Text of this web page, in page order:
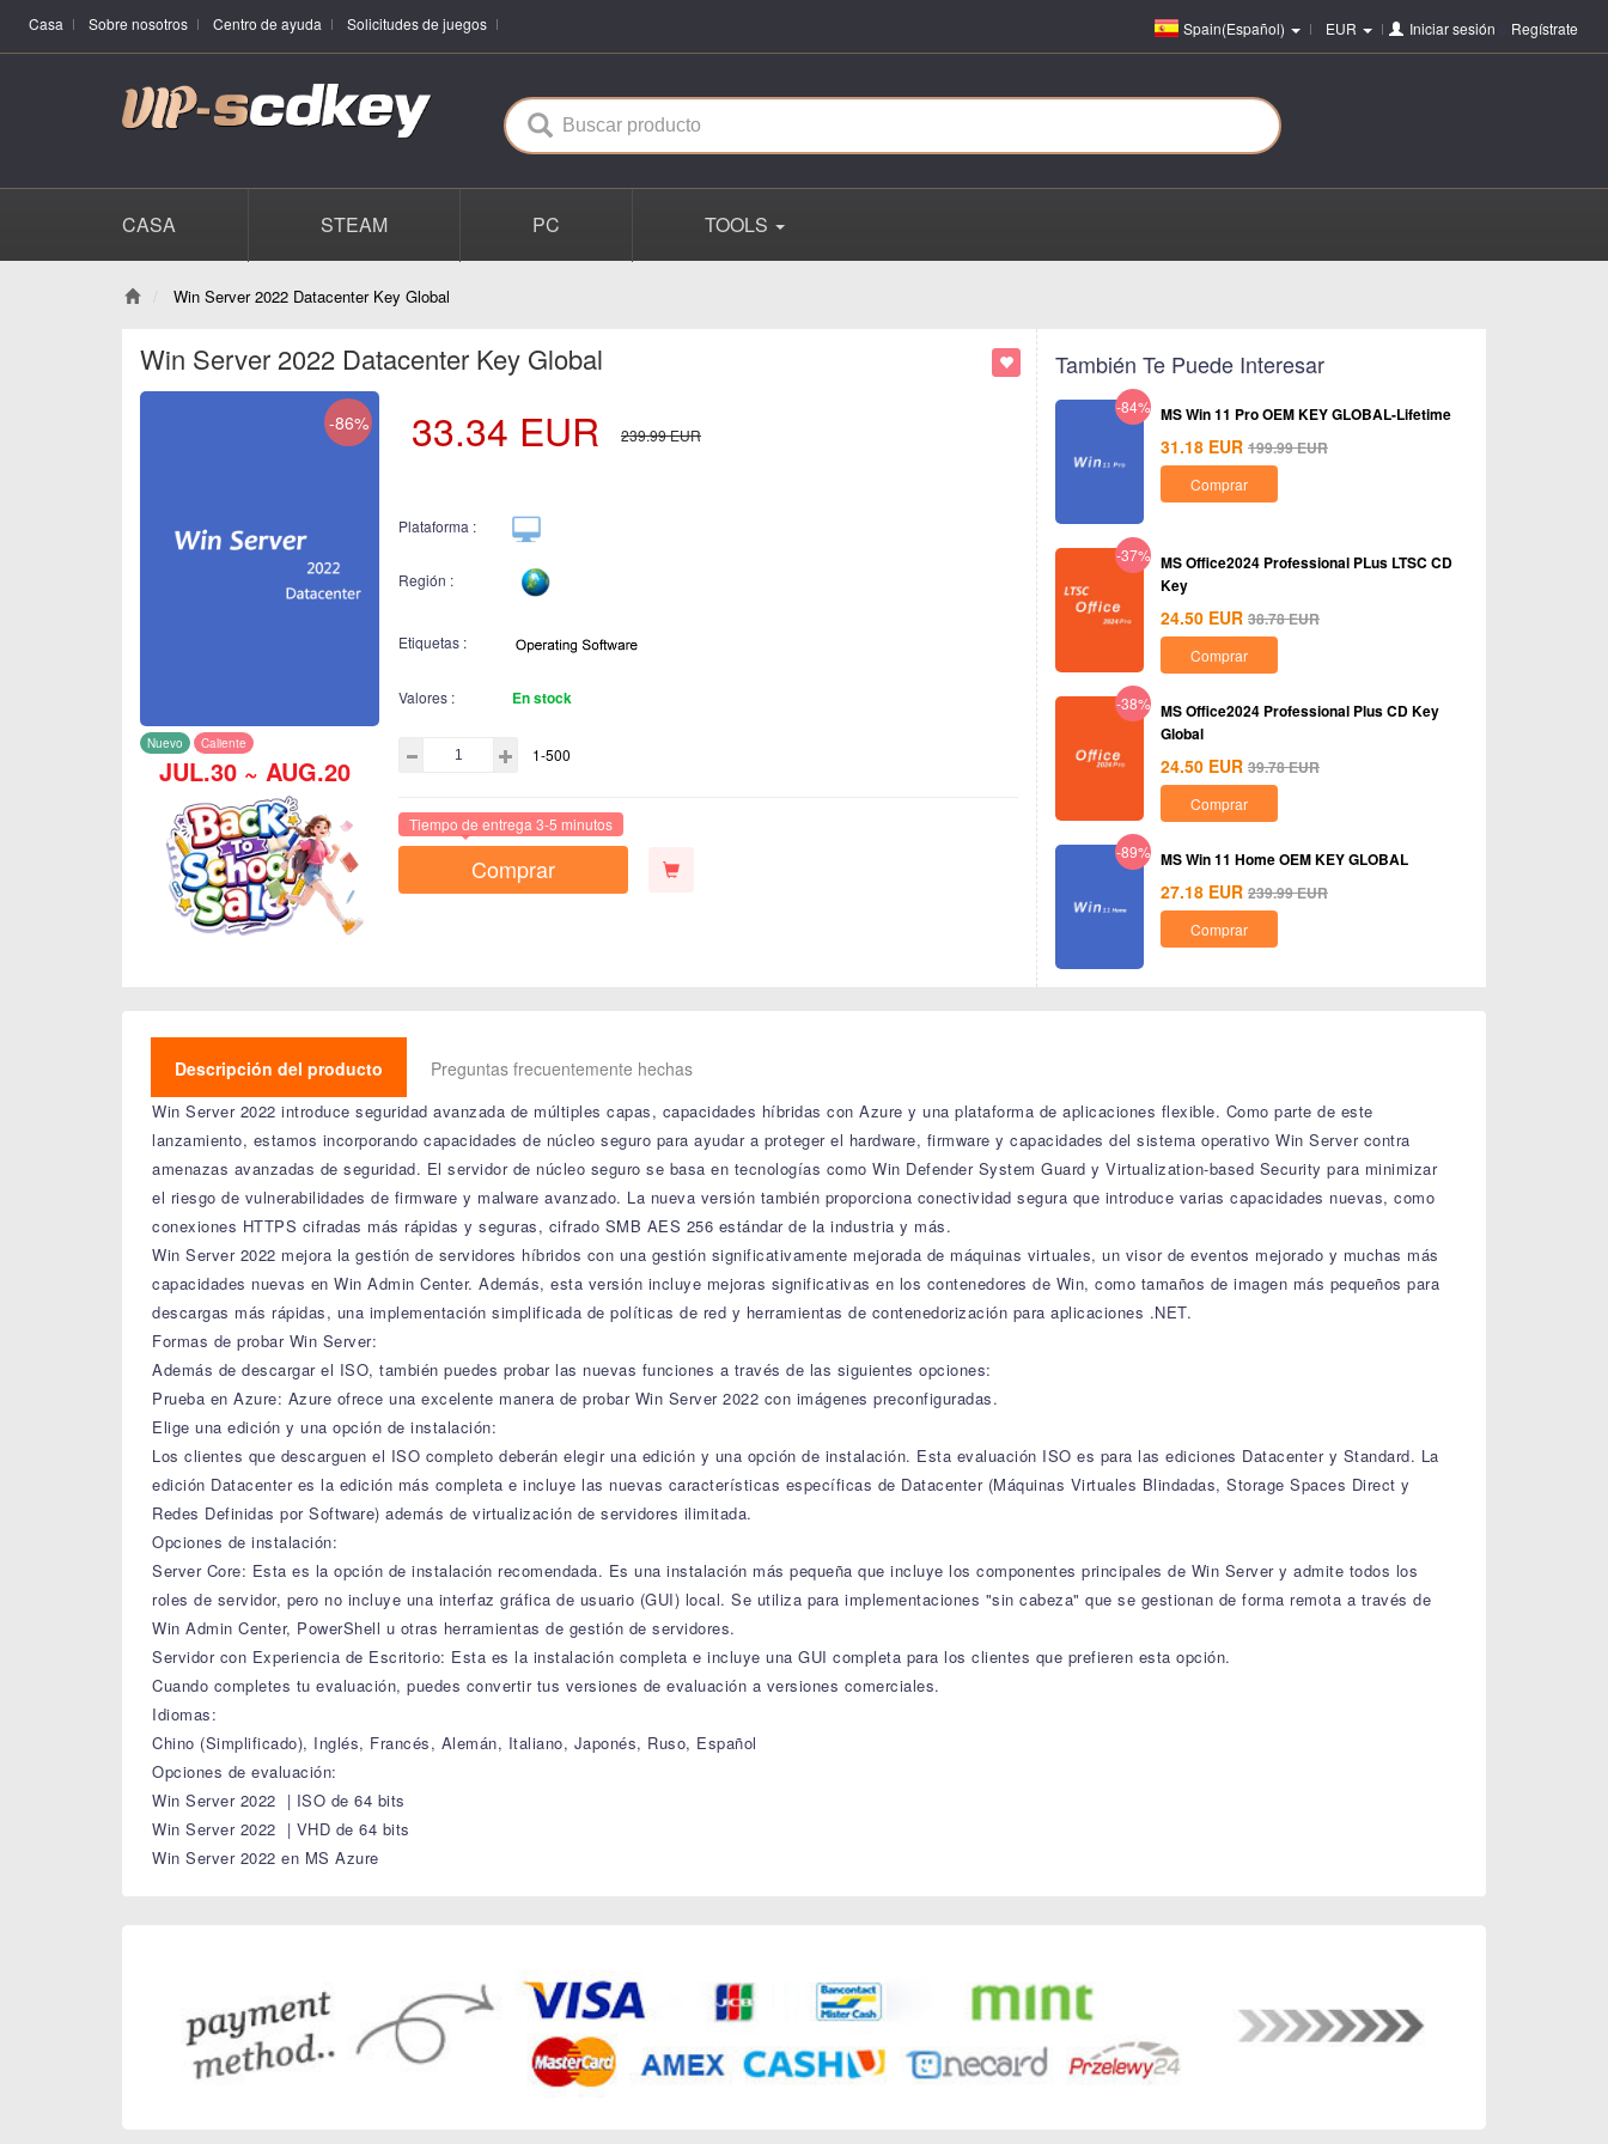
Casa Sobre nosotros Centro de ayuda Solicitudes de juegos Spain(Español) EUR Iniciar sesión o Regístrate
CASA STEAM PC TOOLS
Win Server 2022 Datacenter Key Global
Win Server 2022 Datacenter Key Global
-86%
JUL.30 ~ AUG.20
Nuevo Caliente
33.34 EUR 239.99EUR
Plataforma :
Región :
Etiquetas :
Valores : En stock
1-500
Tiempo de entrega 3-5 minutos
Comprar
También Te Puede Interesar
-84% MS Win 11 Pro OEM KEY GLOBAL-Lifetime
31.18 EUR 199.99EUR
Comprar
-37% MS Office2024 Professional PLus LTSC CD
Key
24.50 EUR 38.78EUR
Comprar
-38% MS Office2024 Professional Plus CD Key
Global
24.50 EUR 39.78EUR
Comprar
-89% MS Win 11 Home OEM KEY GLOBAL
27.18 EUR 239.99EUR
Comprar
Descripción del producto Preguntas frecuentemente hechas
Win Server 2022 introduce seguridad avanzada de múltiples capas, capacidades híbridas con Azure y una plataforma de aplicaciones flexible. Como parte de este
lanzamiento, estamos incorporando capacidades de núcleo seguro para ayudar a proteger el hardware, firmware y capacidades del sistema operativo Win Server contra
amenazas avanzadas de seguridad. El servidor de núcleo seguro se basa en tecnologías como Win Defender System Guard y Virtualization-based Security para minimizar
el riesgo de vulnerabilidades de firmware y malware avanzado. La nueva versión también proporciona conectividad segura que introduce varias capacidades nuevas, como
conexiones HTTPS cifradas más rápidas y seguras, cifrado SMB AES 256 estándar de la industria y más.
Win Server 2022 mejora la gestión de servidores híbridos con una gestión significativamente mejorada de máquinas virtuales, un visor de eventos mejorado y muchas más
capacidades nuevas en Win Admin Center. Además, esta versión incluye mejoras significativas en los contenedores de Win, como tamaños de imagen más pequeños para
descargas más rápidas, una implementación simplificada de políticas de red y herramientas de contenedorización para aplicaciones .NET.
Formas de probar Win Server:
Además de descargar el ISO, también puedes probar las nuevas funciones a través de las siguientes opciones:
Prueba en Azure: Azure ofrece una excelente manera de probar Win Server 2022 con imágenes preconfiguradas.
Elige una edición y una opción de instalación:
Los clientes que descarguen el ISO completo deberán elegir una edición y una opción de instalación. Esta evaluación ISO es para las ediciones Datacenter y Standard. La
edición Datacenter es la edición más completa e incluye las nuevas características específicas de Datacenter (Máquinas Virtuales Blindadas, Storage Spaces Direct y
Redes Definidas por Software) además de virtualización de servidores ilimitada.
Opciones de instalación:
Server Core: Esta es la opción de instalación recomendada. Es una instalación más pequeña que incluye los componentes principales de Win Server y admite todos los
roles de servidor, pero no incluye una interfaz gráfica de usuario (GUI) local. Se utiliza para implementaciones "sin cabeza" que se gestionan de forma remota a través de
Win Admin Center, PowerShell u otras herramientas de gestión de servidores.
Servidor con Experiencia de Escritorio: Esta es la instalación completa e incluye una GUI completa para los clientes que prefieren esta opción.
Cuando completes tu evaluación, puedes convertir tus versiones de evaluación a versiones comerciales.
Idiomas:
Chino (Simplificado), Inglés, Francés, Alemán, Italiano, Japonés, Ruso, Español
Opciones de evaluación:
Win Server 2022 | ISO de 64 bits
Win Server 2022 | VHD de 64 bits
Win Server 2022 en MS Azure